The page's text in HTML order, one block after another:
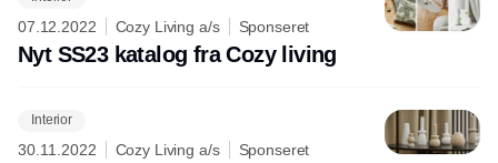
07.12.2022 Cozy Living a/s Sponseret
Nyt SS23 katalog fra Cozy living
Interior
30.11.2022 Cozy Living a/s Sponseret